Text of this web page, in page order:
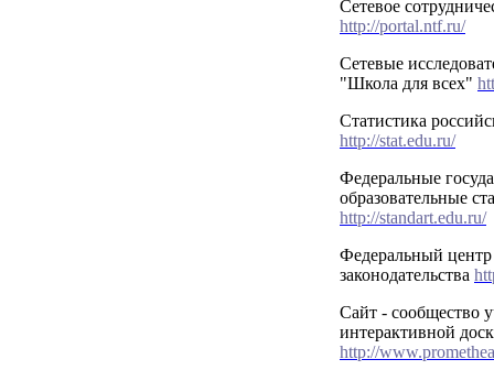
Сетевое
http://portal.ntf.ru/
Сетевые
"Школа для всех"
Статистика
http://stat.edu.ru/
Федеральные
образовательные
http://standart.edu.ru/
Федеральный центр
законодательства
Сайт - сообщество
интерактивной
http://